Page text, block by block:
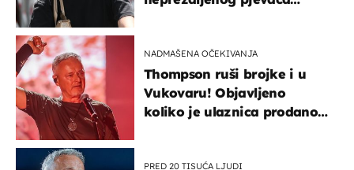
NADMAŠENA OČEKIVANJA
Thompson ruši brojke i u
Vukovaru! Objavljeno
koliko je ulaznica prodano
PRED 20 TISUĆA LJUDI